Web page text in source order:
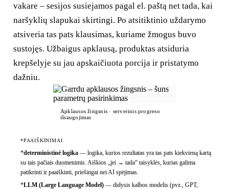
vakare – sesijos susiejamos pagal el. paštą net tada, kai
naršyklių slapukai skirtingi. Po atsitiktinio uždarymo
atsiveria tas pats klausimas, kuriame žmogus buvo
sustojęs. Užbaigus apklausą, produktas atsiduria
krepšelyje su jau apskaičiuota porcija ir pristatymo
dažniu.
Apklausos žingsnis · serverinis progreso
išsaugojimas
*PAAIŠKINIMAI
*deterministinė logika— logika, kurios rezultatas yra tas pats kiekvieną kartą
su tais pačiais duomenimis. Aiškios „jei → tada“ taisyklės, kurias galima
patikrinti ir paaiškinti, priešingai nei AI spėjimas.
*LLM (Large Language Model)— didysis kalbos modelis (pvz., GPT,